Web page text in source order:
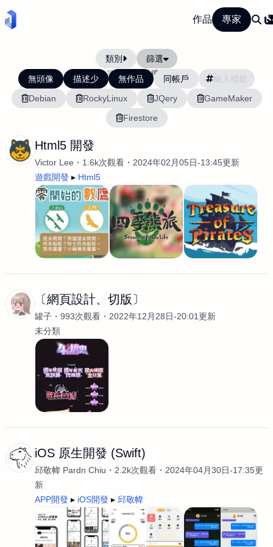
作品 專家
類別 篩選
當前排序: 活躍度
無頭像 描述少 無作品
同帳戶
Debian
RockyLinux JQery
GameMaker
Firestore
Html5 開發
Victor Lee 1.6k次觀看
2024年02月05日-13:45更新
遊戲開發
Html5
〔網頁設計、切版〕
罐子 993次觀看
2022年12月28日-20:01更新
未分類
iOS 原生開發 (Swift)
邱敬幃 Pardn Chiu 2.2k次觀看
2024年04月30日-17:35更
新
APP開發
iOS開發 邱敬幃